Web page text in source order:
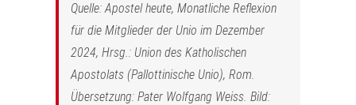
Quelle: Apostel heute, Monatliche Reflexion
für die Mitglieder der Unio im Dezember
2024, Hrsg.: Union des Katholischen
Apostolats (Pallottinische Unio), Rom.
Übersetzung: Pater Wolfgang Weiss. Bild: